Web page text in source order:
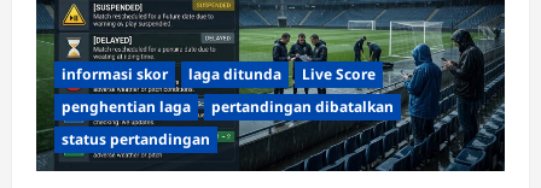
informasi skor laga ditunda
Live Score
penghentian laga
pertandingan dibatalkan
status pertandingan